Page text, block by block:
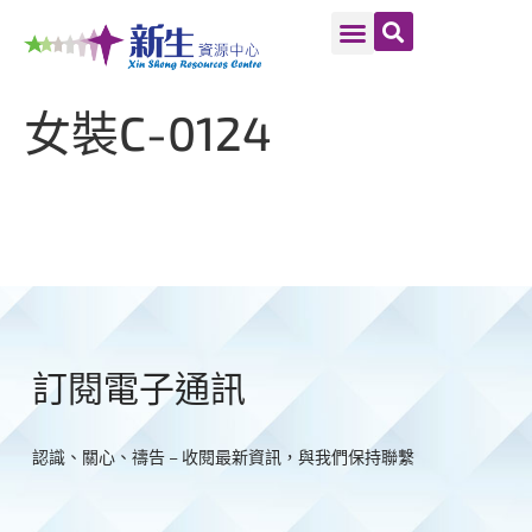
女裝C-0124
訂閱電子通訊
認識、關心、禱告 – 收閱最新資訊，與我們保持聯繫